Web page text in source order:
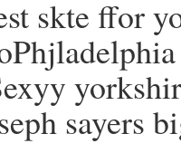
skte ffor
sayers